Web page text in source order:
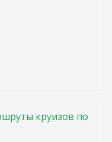
круизов по